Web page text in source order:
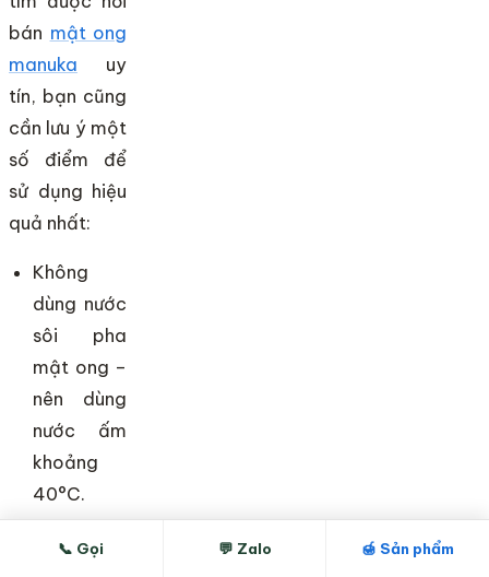
bán mật ong
manuka uy
tín, bạn cũng
cần lưu ý một
số điểm để
sử dụng hiệu
quả nhất:
Không
dùng nước
sôi pha
mật ong –
nên dùng
nước ấm
khoảng
40°C.
trước bữa
📞 Gọi 💬 Zalo 🍯 Sản phẩm